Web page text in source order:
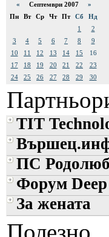
« Септември 2007 »
Пн
Вт Ср Чт Пт Сб
Нд
1
2
3
4 5 6 7 8
9
10
11 12 13 14 15
16
17
18 19 20 21 22
23
24
25 26 27 28 29 30
TIT
ПС
Форум
За жената